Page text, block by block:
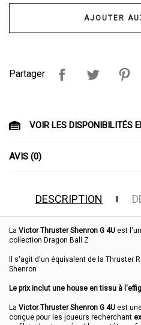
Partager
VOIR LES DISPONIBILITÉS
AVIS (0)
DESCRIPTION
La Victor Thruster Shenron G 4U est
collection Dragon Ball Z
Il s'agit d'un équivalent de la Thruster
Shenron
Le prix inclut une house en tissu à
La Victor Thruster Shenron G 4U est
conçue pour les joueurs recherchant